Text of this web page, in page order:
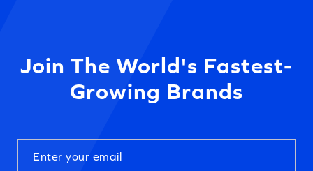
Join The World's Fastest-
Growing Brands